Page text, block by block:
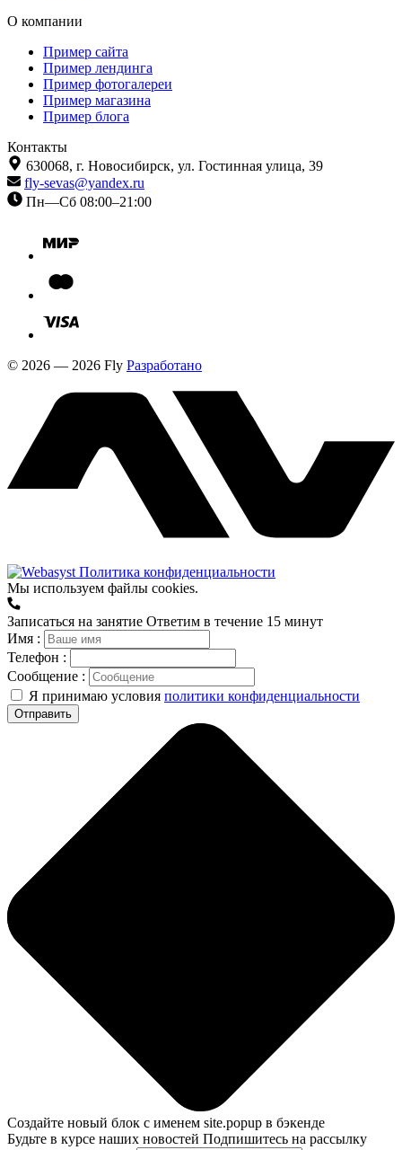
О компании
Пример сайта
Пример лендинга
Пример фотогалереи
Пример магазина
Пример блога
Контакты
630068, г. Новосибирск, ул. Гостинная улица, 39
fly-sevas@yandex.ru
Пн—Сб 08:00–21:00
© 2026 — 2026 Fly Разработано
Политика конфиденциальности
Мы используем файлы cookies.
Записаться на занятие Ответим в течение 15 минут
Имя :
Телефон :
Сообщение :
Я принимаю условия политики конфиденциальности
Отправить
Создайте новый блок с именем site.popup в бэкенде
Будьте в курсе наших новостей Подпишитесь на рассылку